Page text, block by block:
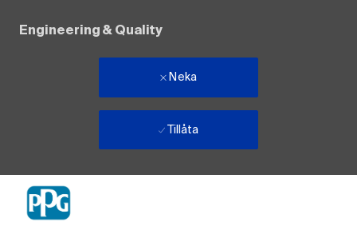
Engineering & Quality
Neka
Tillåta